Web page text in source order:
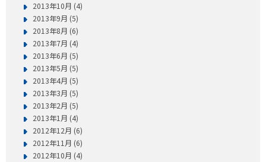
2013年10月 (4)
2013年9月 (5)
2013年8月 (6)
2013年7月 (4)
2013年6月 (5)
2013年5月 (5)
2013年4月 (5)
2013年3月 (5)
2013年2月 (5)
2013年1月 (4)
2012年12月 (6)
2012年11月 (6)
2012年10月 (4)